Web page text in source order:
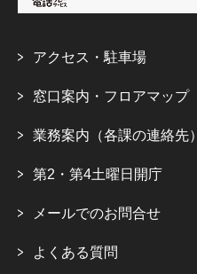
アクセス・駐車場
窓口案内・フロアマップ
業務案内（各課の連絡先）
第2・第4土曜日開庁
メールでのお問合せ
よくある質問